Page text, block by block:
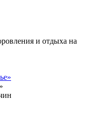
и отдыха на